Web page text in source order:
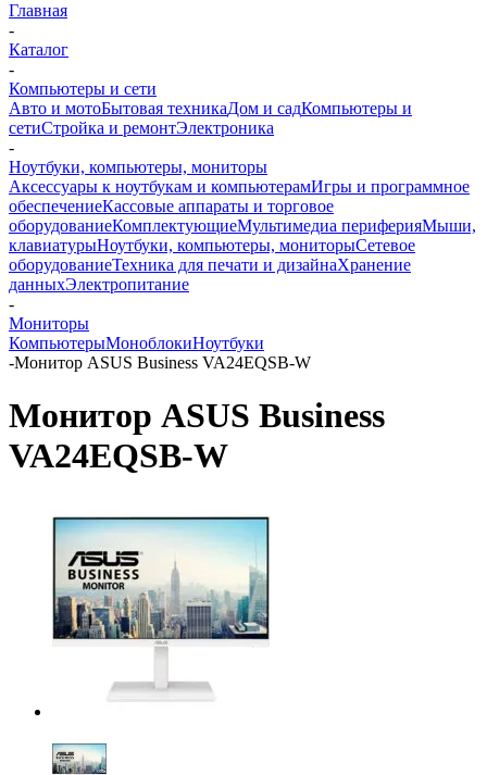
Главная
-
Каталог
-
Компьютеры и сети
Авто и мотоБытовая техникаДом и садКомпьютеры и
сетиСтройка и ремонтЭлектроника
-
Ноутбуки, компьютеры, мониторы
Аксессуары к ноутбукам и компьютерамИгры и программное
обеспечениеКассовые аппараты и торговое
оборудованиеКомплектующиеМультимедиа периферияМыши,
клавиатурыНоутбуки, компьютеры, мониторыСетевое
оборудованиеТехника для печати и дизайнаХранение
данныхЭлектропитание
-
Мониторы
КомпьютерыМоноблокиНоутбуки
-Монитор ASUS Business VA24EQSB-W
Монитор ASUS Business
VA24EQSB-W